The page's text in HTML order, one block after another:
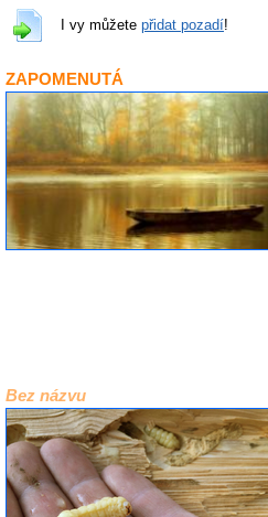
I vy můžete přidat pozadí!
ZAPOMENUTÁ
Bez názvu